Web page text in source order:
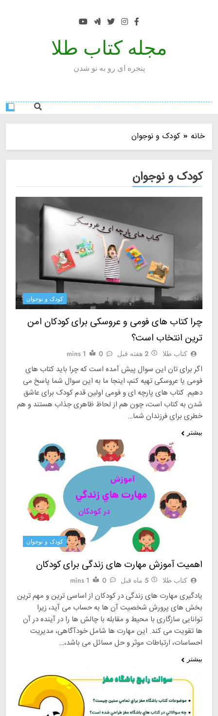
مجله کتاب طلا
پنجره ای رو به نو شدن
خانه کودک و نوجوان
کودک و نوجوان
کودک و نوجوان
چرا کتاب های فومی و عروسکی برای کودکان امن
ترین انتخاب است؟
کتاب طلا 2 هفته قبل 0
1 mins
اگر برای تان این سوال پیش آمده است که چرا باید کتاب های
فومی یا عروسکی تهیه کنم، اینجا ما به این سوال شما پاسخ می
دهیم. کتاب های پارچه ای و فومی اولین قدم کودک برای عاشق
شدن به کتاب است، چون هم از لحاظ ظاهری جذاب هستند و هم
خطری برای فرزندان شما…
بیشتر
کودک و نوجوان
اهمیت آموزش مهارت های زندگی برای کودکان
کتاب طلا 5 ماه قبل 0
1 mins
یادگیری مهارت‌ های زندگی در کودکان از اساسی ترین و مهم ترین
بخش های پرورش شخصیت آن ها به حساب می آید، زیرا
توانایی سازگاری با محیط و مقابله با چالش ها را در آینده در آن
ها تقویت می کند. این مهارت ها شامل خودآگاهی،‌ مدیریت
احساسات، ارتباطات موثر و حل مسائل می باشد،‌…
بیشتر